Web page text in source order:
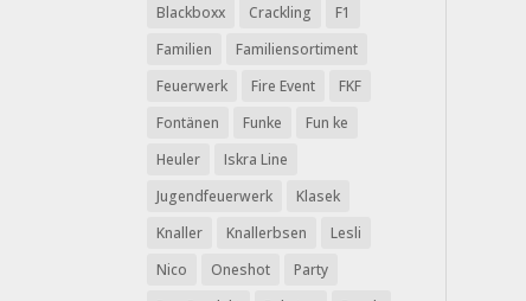
Blackboxx
Crackling
F1
Familien
Familiensortiment
Feuerwerk
Fire Event
FKF
Fontänen
Funke
Fun ke
Heuler
Iskra Line
Jugendfeuerwerk
Klasek
Knaller
Knallerbsen
Lesli
Nico
Oneshot
Party